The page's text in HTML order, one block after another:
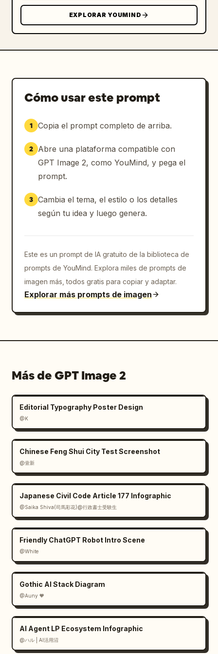
        "text": "
彼女らしさの公式
        "decorations": "garabato de nube a la
garabato de sol a la derecha"
al centro superior dentro de un recuadro
        "role": "fórmula principal",
        "text": "
魅力＝明るさ＋透明感＋知性＋親しみやすさ
      },
      {
        "position": "centro superior
        "role": "fórmula de combinación más
fuerte",
        "decorations": "subrayados ondulados
amarillo en 最強"
      },
      {
        "position": "centro izquierdo",
        "text": "♡ やさしさ＋好奇心 = 話しかけや
      },
izquierdo",
      },
      {
        "position": "inferior izquierda
dentro de un rectángulo de tiza azul y área
de bocadillo de diálogo",
        "role": "ecuación en inglés y cita
final",
        "text": "K = (Smile + Smartness +
Freshness) × Glasses / 見ているだけで元気になれ
る",
        "decorations": "ecuación en recuadro,
flecha, destellos, nube de diálogo, pequeña
cara sonriente"
    ],
    "doodles count": 9,
EXPLORAR YOUMIND
Cómo usar este prompt
1 Copia el prompt completo de arriba.
2
Abre una plataforma compatible con
GPT Image 2, como YouMind, y pega el
prompt.
3 Cambia el tema, el estilo o los detalles
según tu idea y luego genera.
Este es un prompt de IA gratuito de la biblioteca de
prompts de YouMind. Explora miles de prompts de
imagen más, todos gratis para copiar y adaptar.
Explorar más prompts de imagen
Más de GPT Image 2
Editorial Typography Poster Design
@K
Chinese Feng Shui City Test Screenshot
@壹新
Japanese Civil Code Article 177 Infographic
@Saika Shiva(司馬彩花)@行政書士受験生
Friendly ChatGPT Robot Intro Scene
@White
Gothic AI Stack Diagram
@Auny 🧡
AI Agent LP Ecosystem Infographic
@ハル | AI活用沼